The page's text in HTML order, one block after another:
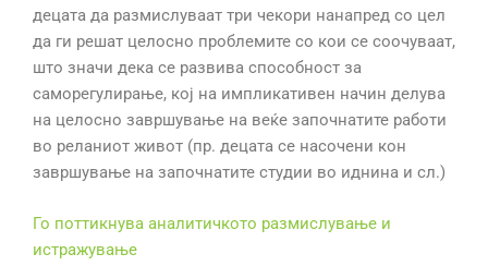
децата да размислуваат три чекори нанапред со цел
да ги решат целосно проблемите со кои се соочуваат,
што значи дека се развива способност за
саморегулирање, кој на импликативен начин делува
на целосно завршување на веќе започнатите работи
во реланиот живот (пр. децата се насочени кон
завршување на започнатите студии во иднина и сл.)
Го поттикнува аналитичкото размислување и
истражување